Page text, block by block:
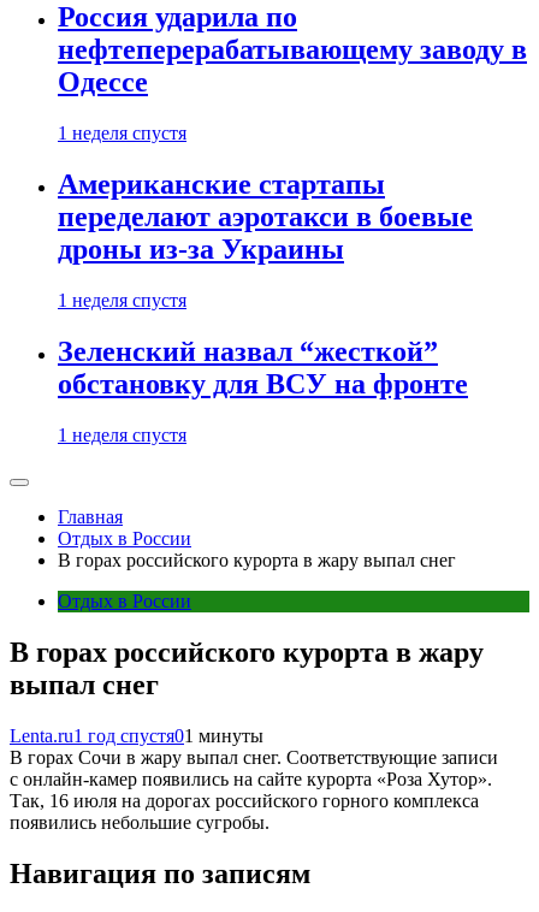
Россия ударила по
нефтеперерабатывающему заводу в
Одессе
1 неделя спустя
Американские стартапы
переделают аэротакси в боевые
дроны из-за Украины
1 неделя спустя
Зеленский назвал “жесткой”
обстановку для ВСУ на фронте
1 неделя спустя
Главная
Отдых в России
В горах российского курорта в жару выпал снег
Отдых в России
В горах российского курорта в жару
выпал снег
Lenta.ru1 год спустя01 минуты
В горах Сочи в жару выпал снег. Соответствующие записи
с онлайн-камер появились на сайте курорта «Роза Хутор».
Так, 16 июля на дорогах российского горного комплекса
появились небольшие сугробы.
Навигация по записям